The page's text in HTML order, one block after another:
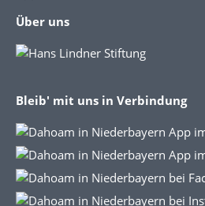
Über uns
Bleib' mit uns in Verbindung